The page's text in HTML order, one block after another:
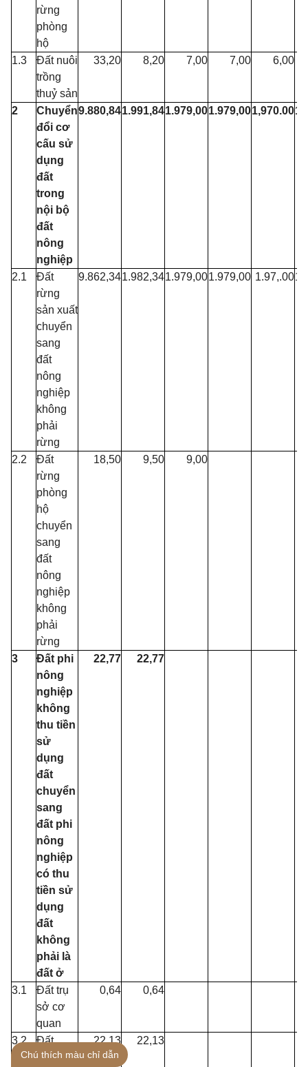
rừng
phòng
hộ
1.3
Đất nuôi
trồng
thuỷ sản
33,20 8,20 7,00 7,00 6,00
2
Chuyển
đổi cơ
cấu sử
dụng
đất
trong
nội bộ
đất
nông
nghiệp
9.880,841.991,841.979,001.979,001,970.00
2.1
Đất
rừng
sản xuất
chuyển
sang
đất
nông
nghiệp
không
phải
rừng
9.862,341.982,341.979,001.979,00 1.97,.00
2.2
Đất
rừng
phòng
hộ
chuyển
sang
đất
nông
nghiệp
không
phải
rừng
18,50 9,50 9,00
3
Đất phi
nông
nghiệp
không
thu tiền
sử
dụng
đất
chuyển
sang
đất phi
nông
nghiệp
có thu
tiền sử
dụng
đất
không
phải là
đất ở
22,77 22,77
3.1
Đất trụ
sở cơ
quan
0,64 0,64
3.2
Đất
sông,
22,13 22,13
Chú thích màu chỉ dẫn